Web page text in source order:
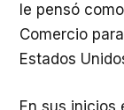
le pensó
Comercio
Estados
En sus inicios